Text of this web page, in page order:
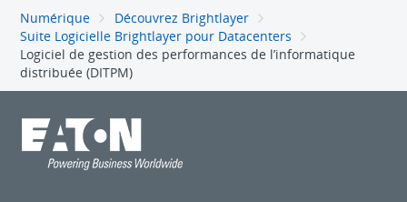
Numérique
Découvrez Brightlayer
Suite Logicielle Brightlayer pour Datacenters
Logiciel de gestion des performances de l’informatique
distribuée (DITPM)